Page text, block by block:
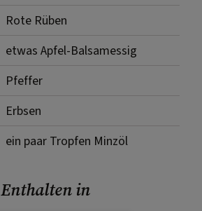
Rote Rüben
etwas Apfel-Balsamessig
Pfeffer
Erbsen
ein paar Tropfen Minzöl
Enthalten in